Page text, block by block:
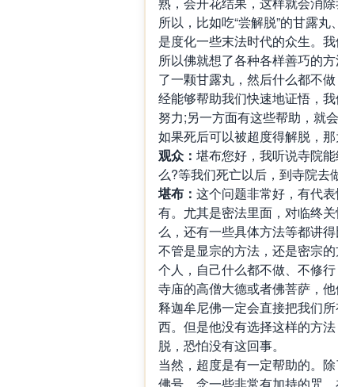
所以，比如吃“尝解脱”的甘露
是度化一些末法时代的众生。
所以佛就想了各种各样善巧的
了一颗甘露丸，然后什么都不
经能够帮助我们快速地证悟，
努力;另一方面有这些帮助，就
如果死后可以被超度得解脱，
观众： 堪布您好，我听说寺院
么?等我们死亡以后，到寺院去
堪布： 这个问题非常好，有代
有。尤其是密法里面，对临终
么，还有一些具体方法等都讲得
不管是显宗的方法，还是密宗
个人，自己什么都不做、不修
寺庙的高僧大德或者佛菩萨，
释迦牟尼佛一定会直接把我们
西。但是他没有选择这样的方
脱，恐怕没有这回事。
当然，超度是有一定帮助的。